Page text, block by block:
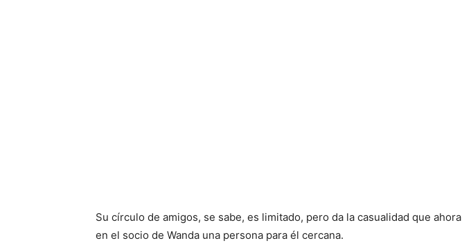
Su círculo de amigos, se sabe, es limitado, pero da la casualidad que ahora
en el socio de Wanda una persona para él cercana.